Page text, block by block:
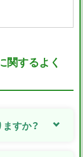
関するよく
すか？